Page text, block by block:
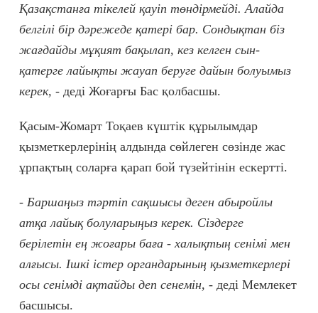
Қазақстанға тікелей қауіп төндірмейді. Алайда
белгілі бір дәрежеде қатері бар. Сондықтан біз
жағдайды мұқият бақылап, кез келген сын-
қатерге лайықты жауап беруге дайын болуымыз
керек, -деді Жоғарғы Бас қолбасшы.
Қасым-Жомарт Тоқаев күштік құрылымдар
қызметкерлерінің алдында сөйлеген сөзінде жас
ұрпақтың соларға қарап бой түзейтінін ескертті.
- Баршаңыз тәртіп сақшысы деген абыройлы
атқа лайық болуларыңыз керек. Сіздерге
берілетін ең жоғары баға - халықтың сенімі мен
алғысы. Ішкі істер органдарының қызметкерлері
осы сенімді ақтайды деп сенемін, - деді Мемлекет
басшысы.